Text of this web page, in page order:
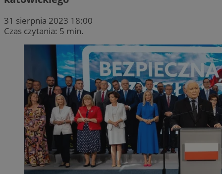
31 sierpnia 2023 18:00
Czas czytania: 5 min.